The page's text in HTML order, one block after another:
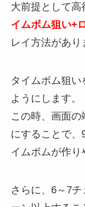
大前提として
イムボム狙い+
レイ方法があり
タイムボム狙い
ようにします。
この時、画面の
にすることで、
イムボムが作り
さらに、6～7